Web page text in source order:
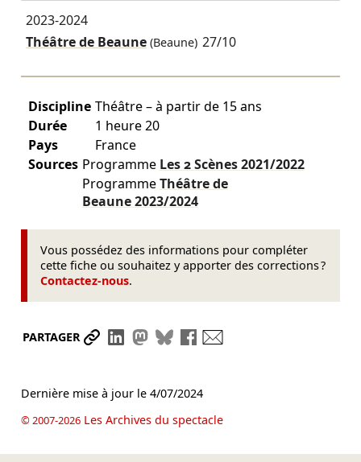
2023-2024
Théâtre de Beaune(Beaune) 27/10
Discipline Théâtre – à partir de 15 ans
Durée
1 heure 20
Pays
France
Sources Programme Les 2 Scènes2021/2022
ProgrammeThéâtre de
Beaune2023/2024
Vous possédez des informations pour compléter
cette fiche ou souhaitez y apporter des corrections ?
Contactez-nous.
PARTAGER Partager le lien
Partager sur LinkedIn
Partager sur Mastodon
Partager sur Bluesky
Partager sur Facebook
Dernière mise à jour le 4/07/2024
© 2007-2026Les Archives du spectacle